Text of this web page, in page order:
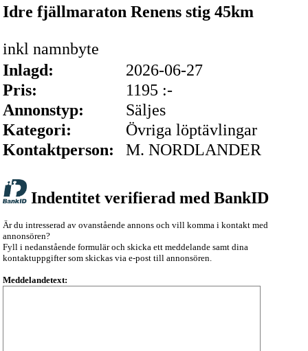
Idre fjällmaraton Renens stig 45km
inkl namnbyte
Inlagd:
2026-06-27
Pris:
1195 :-
Annonstyp:
Säljes
Kategori:
Övriga löptävlingar
Kontaktperson:
M. NORDLANDER
Indentitet verifierad med BankID
Är du intresserad av ovanstående annons och vill komma i kontakt med
annonsören?
Fyll i nedanstående formulär och skicka ett meddelande samt dina
kontaktuppgifter som skickas via e-post till annonsören.
Meddelandetext: